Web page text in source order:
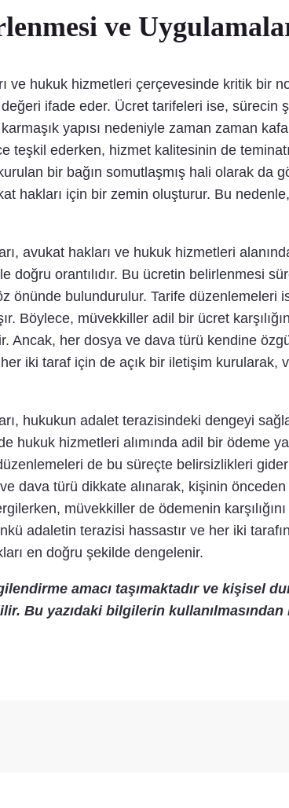
ve
ve hukuk hizmetleri çerçevesinde kritik bir
ifade eder. Ücret tarifeleri ise, sürecin
yapısı nedeniyle zaman zaman
teşkil ederken, hizmet kalitesinin de
bir bağın somutlaşmış hali olarak da
hakları için bir zemin oluşturur. Bu
avukat hakları ve hukuk hizmetleri
orantılıdır. Bu ücretin belirlenmesi
önünde bulundurulur. Tarife düzenlemeleri
Böylece, müvekkiller adil bir ücret
Ancak, her dosya ve dava türü kendine
her iki taraf için de açık bir iletişim
hukukun adalet terazisindeki dengeyi
hukuk hizmetleri alımında adil bir ödeme
de bu süreçte belirsizlikleri
dava türü dikkate alınarak, kişinin
müvekkiller de ödemenin
adaletin terazisi hassastır ve her iki
en doğru şekilde dengelenir.
amacı taşımaktadır ve kişisel
Bu yazıdaki bilgilerin